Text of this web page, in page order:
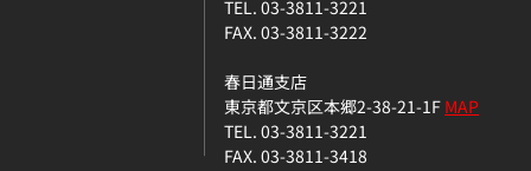
TEL. 03-3811-3221
FAX. 03-3811-3222
春日通支店
東京都文京区本郷2-38-21-1FMAP
TEL. 03-3811-3221
FAX. 03-3811-3418